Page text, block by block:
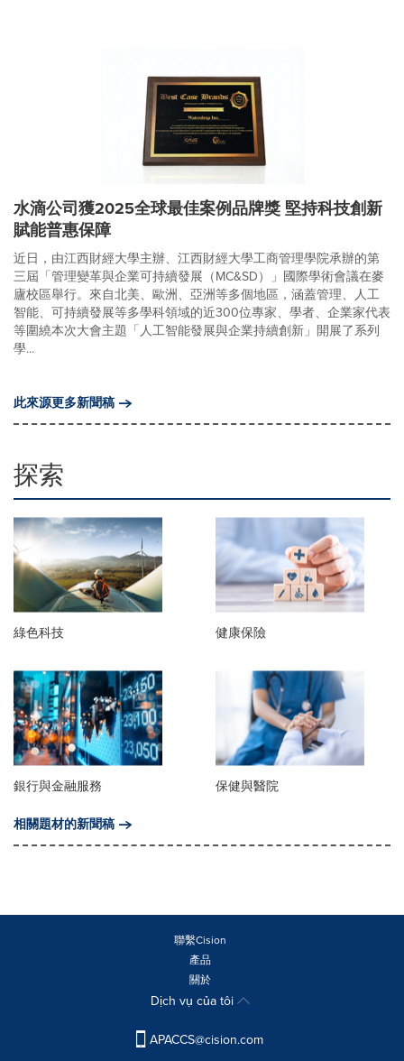
水滴公司獲2025全球最佳案例品牌獎 堅持科技創新
賦能普惠保障
近日，由江西財經大學主辦、江西財經大學工商管理學院承辦的第
三屆「管理變革與企業可持續發展（MC&SD）」國際學術會議在麥
廬校區舉行。來自北美、歐洲、亞洲等多個地區，涵蓋管理、人工
智能、可持續發展等多學科領域的近300位專家、學者、企業家代表
等圍繞本次大會主題「人工智能發展與企業持續創新」開展了系列
學...
此來源更多新聞稿
探索
綠色科技 健康保險
銀行與金融服務
保健與醫院
相關題材的新聞稿
聯繫Cision
產品
關於
Dịch vụ của tôi
APACCS@cision.com